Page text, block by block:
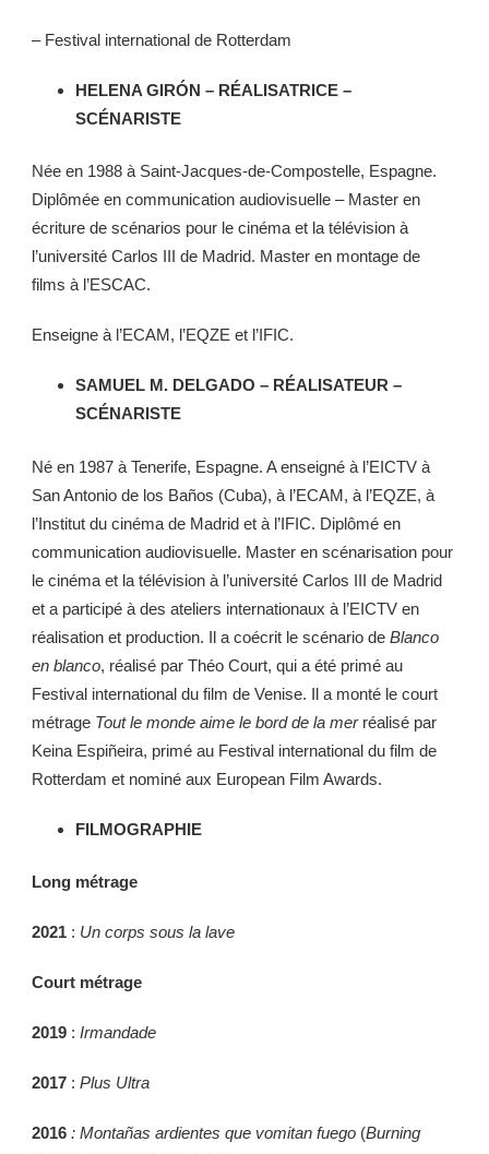
– Festival international de Rotterdam
HELENA GIRÓN – RÉALISATRICE –
SCÉNARISTE
Née en 1988 à Saint-Jacques-de-Compostelle, Espagne.
Diplômée en communication audiovisuelle – Master en
écriture de scénarios pour le cinéma et la télévision à
l’université Carlos III de Madrid. Master en montage de
films à l’ESCAC.
Enseigne à l’ECAM, l’EQZE et l’IFIC.
SAMUEL M. DELGADO – RÉALISATEUR –
SCÉNARISTE
Né en 1987 à Tenerife, Espagne. A enseigné à l’EICTV à
San Antonio de los Baños (Cuba), à l’ECAM, à l’EQZE, à
l’Institut du cinéma de Madrid et à l’IFIC. Diplômé en
communication audiovisuelle. Master en scénarisation pour
le cinéma et la télévision à l’université Carlos III de Madrid
et a participé à des ateliers internationaux à l’EICTV en
réalisation et production. Il a coécrit le scénario de Blanco
en blanco, réalisé par Théo Court, qui a été primé au
Festival international du film de Venise. Il a monté le court
métrage Tout le monde aime le bord de la mer réalisé par
Keina Espiñeira, primé au Festival international du film de
Rotterdam et nominé aux European Film Awards.
FILMOGRAPHIE
Long métrage
2021 : Un corps sous la lave
Court métrage
2019 : Irmandade
2017 : Plus Ultra
2016 : Montañas ardientes que vomitan fuego (Burning